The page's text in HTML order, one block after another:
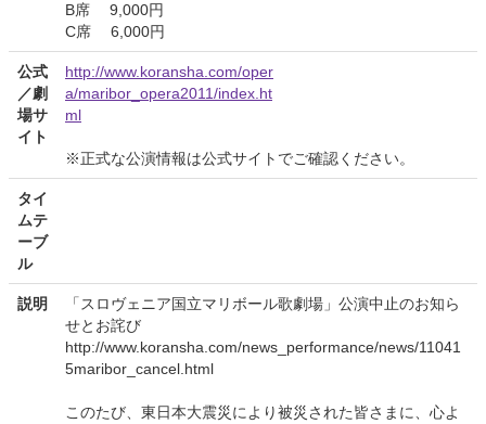
B席 9,000円
C席 6,000円
公式
／劇
場サ
イト
http://www.koransha.com/oper
a/maribor_opera2011/index.ht
ml
※正式な公演情報は公式サイトでご確認ください。
タイ
ムテ
ーブ
ル
説明
「スロヴェニア国立マリボール歌劇場」公演中止のお知ら
せとお詫び
http://www.koransha.com/news_performance/news/11041
5maribor_cancel.html
このたび、東日本大震災により被災された皆さまに、心よ